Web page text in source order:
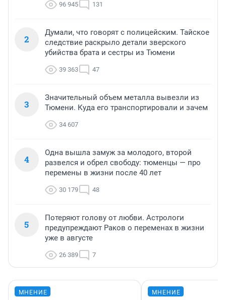
96 945 131
2
Думали, что говорят с полицейским. Тайское
следствие раскрыло детали зверского
убийства брата и сестры из Тюмени
39 363 47
3
Значительный объем металла вывезли из
Тюмени. Куда его транспортировали и зачем
34 607
4
Одна вышла замуж за молодого, второй
развелся и обрел свободу: тюменцы — про
перемены в жизни после 40 лет
30 179 48
5
Потеряют голову от любви. Астрологи
предупреждают Раков о переменах в жизни
уже в августе
26 389 7
МНЕНИЕ МНЕНИЕ